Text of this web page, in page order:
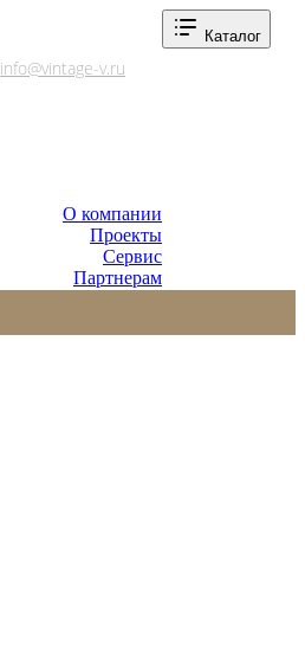
info@vintage-v.ru
О компании
Проекты
Сервис
Партнерам
Каталог